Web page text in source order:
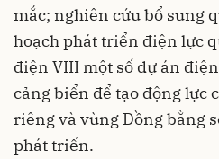
mắc; nghiên cứu bổ sung
hoạch phát triển điện lực
điện VIII một số dự án
cảng biển để tạo động lực
riêng và vùng Đồng bằng
phát triển.